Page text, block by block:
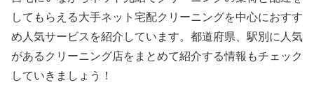
してもらえる大手ネット宅配クリーニングを中心におすす
め人気サービスを紹介しています。都道府県、駅別に人気
があるクリーニング店をまとめて紹介する情報もチェック
していきましょう！